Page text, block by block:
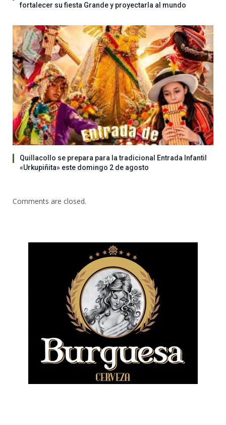
fortalecer su fiesta Grande y proyectarla al mundo
Quillacollo se prepara para la tradicional Entrada Infantil
«Urkupiñita» este domingo 2 de agosto
Comments are closed.